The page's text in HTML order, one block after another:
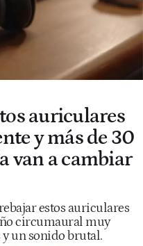
auriculares
y más de 30
van a cambiar
estos auriculares
circumaural muy
un sonido brutal.